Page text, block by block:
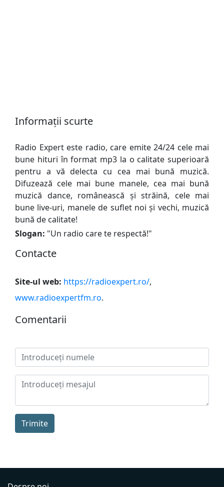
Informații scurte
Radio Expert este radio, care emite 24/24 cele mai
bune hituri în format mp3 la o calitate superioară
pentru a vă delecta cu cea mai bună muzică.
Difuzează cele mai bune manele, cea mai bună
muzică dance, românească şi străină, cele mai
bune live-uri, manele de suflet noi şi vechi, muzică
bună de calitate!
Slogan: "Un radio care te respectă!"
Сontacte
Site-ul web: https://radioexpert.ro/,
www.radioexpertfm.ro.
Сomentarii
Trimite